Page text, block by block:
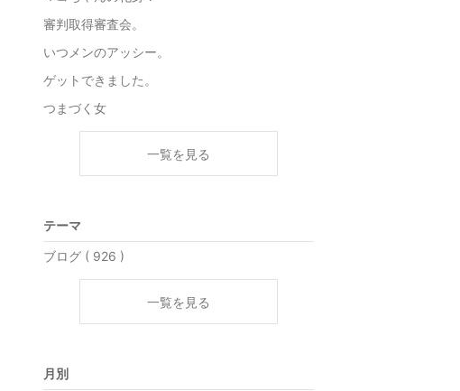
審判取得審査会。
いつメンのアッシー。
ゲットできました。
つまづく女
一覧を見る
テーマ
ブログ ( 926 )
一覧を見る
月別